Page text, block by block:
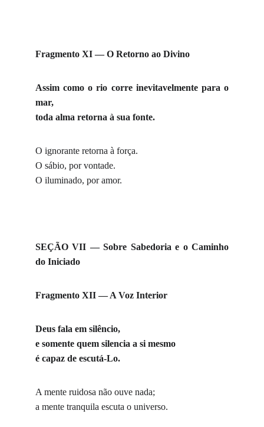
Fragmento XI — O Retorno ao Divino
Assim como o rio corre inevitavelmente para o
mar,
toda alma retorna à sua fonte.
O ignorante retorna à força.
O sábio, por vontade.
O iluminado, por amor.
SEÇÃO VII — Sobre Sabedoria e o Caminho
do Iniciado
Fragmento XII — A Voz Interior
Deus fala em silêncio,
e somente quem silencia a si mesmo
é capaz de escutá-Lo.
A mente ruidosa não ouve nada;
a mente tranquila escuta o universo.